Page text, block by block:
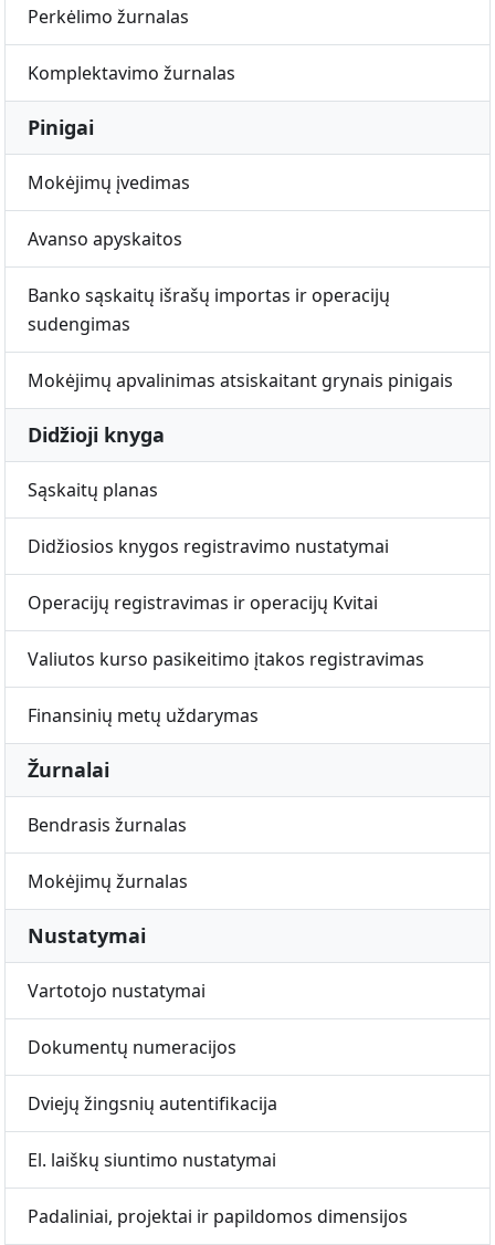
Perkėlimo žurnalas
Komplektavimo žurnalas
Pinigai
Mokėjimų įvedimas
Avanso apyskaitos
Banko sąskaitų išrašų importas ir operacijų
sudengimas
Mokėjimų apvalinimas atsiskaitant grynais pinigais
Didžioji knyga
Sąskaitų planas
Didžiosios knygos registravimo nustatymai
Operacijų registravimas ir operacijų Kvitai
Valiutos kurso pasikeitimo įtakos registravimas
Finansinių metų uždarymas
Žurnalai
Bendrasis žurnalas
Mokėjimų žurnalas
Nustatymai
Vartotojo nustatymai
Dokumentų numeracijos
Dviejų žingsnių autentifikacija
El. laiškų siuntimo nustatymai
Padaliniai, projektai ir papildomos dimensijos